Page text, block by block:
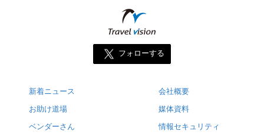
フォローする
新着ニュース
お助け道場
ベンダーさん
会社概要
媒体資料
情報セキュリティ